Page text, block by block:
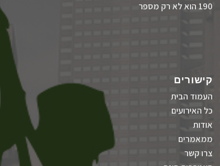
190 הוא לא רק מספר
קישורים
העמוד הבית
כל האירועים
אודות
ממאמרים
צרו קשר